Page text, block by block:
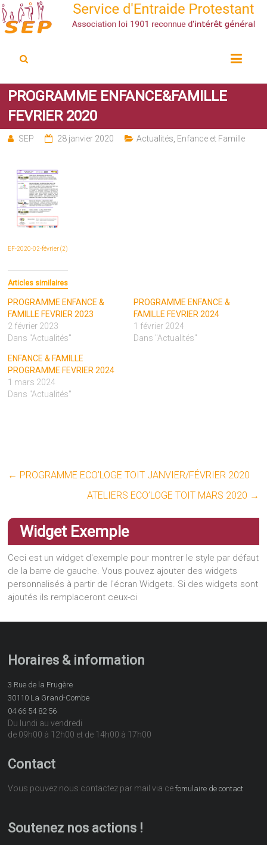
SEP
PROGRAMME ENFANCE&FAMILLE
FEVRIER 2020
SEP 28 janvier 2020 Actualités, Enfance et Famille
EF-2020-02-février (2)
Articles similaires
PROGRAMME ENFANCE &
FAMILLE FEVRIER 2023
2 février 2023
Dans "Actualités"
PROGRAMME ENFANCE &
FAMILLE FEVRIER 2024
1 février 2024
Dans "Actualités"
ENFANCE & FAMILLE
PROGRAMME FEVRIER 2024
1 mars 2024
Dans "Actualités"
← PROGRAMME ECO’LOGE TOIT JANVIER/FÉVRIER 2020
ATELIERS ECO’LOGE TOIT MARS 2020 →
Widget Exemple
Ceci est un widget d'exemple pour montrer le style par défaut
de la barre de gauche. Vous pouvez ajouter des widgets
personnalisés à partir de l'écran Widgets. Si des widgets sont
ajoutés ils remplaceront ceux-ci
Horaires & information
3 Rue de la Frugère
30110 La Grand-Combe
04 66 54 82 56
Du lundi au vendredi
de 09h00 à 12h00 et de 14h00 à 17h00
Contact
Vous pouvez nous contactez par mail via cefomulaire de contact
Soutenez nos actions !